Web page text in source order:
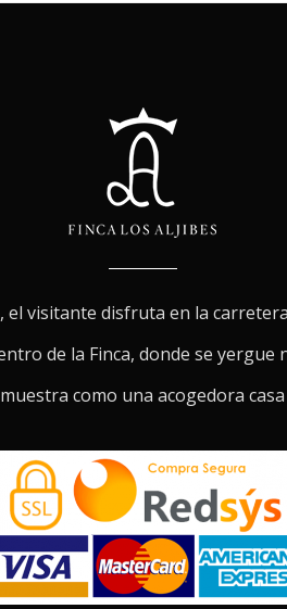
el visitante disfruta en la
de la Finca, donde se yergue
como una acogedora